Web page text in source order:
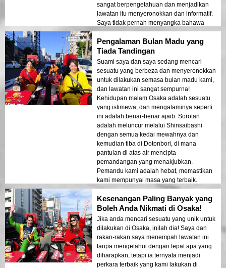
sangat berpengetahuan dan menjadikan
lawatan itu menyeronokkan dan informatif.
Saya tidak pernah menyangka bahawa
mengayuh melalui sebuah bandar boleh
menjadi begitu mengujakan!
Pengalaman Bulan Madu yang
Tiada Tandingan
Suami saya dan saya sedang mencari
sesuatu yang berbeza dan menyeronokkan
untuk dilakukan semasa bulan madu kami,
dan lawatan ini sangat sempurna!
Kehidupan malam Osaka adalah sesuatu
yang istimewa, dan mengalaminya seperti
ini adalah benar-benar ajaib. Sorotan
adalah meluncur melalui Shinsaibashi
dengan semua kedai mewahnya dan
kemudian tiba di Dotonbori, di mana
pantulan di atas air mencipta
pemandangan yang menakjubkan.
Pemandu kami adalah hebat, memastikan
kami mempunyai masa yang terbaik.
Sangat disyorkan untuk pasangan!
Kesenangan Paling Banyak yang
Boleh Anda Nikmati di Osaka!
Jika anda mencari sesuatu yang unik untuk
dilakukan di Osaka, inilah dia! Saya dan
rakan-rakan saya menempah lawatan ini
tanpa mengetahui dengan tepat apa yang
diharapkan, tetapi ia ternyata menjadi
perkara terbaik yang kami lakukan di